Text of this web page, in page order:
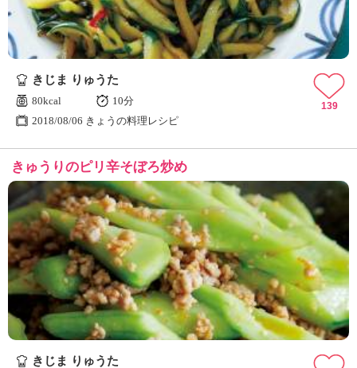
う
の
料
理
きじま りゅうた
80kcal
10分
2018/08/06 きょうの料理レシピ
139
きゅうりのピリ辛そぼろ炒め
きじま りゅうた